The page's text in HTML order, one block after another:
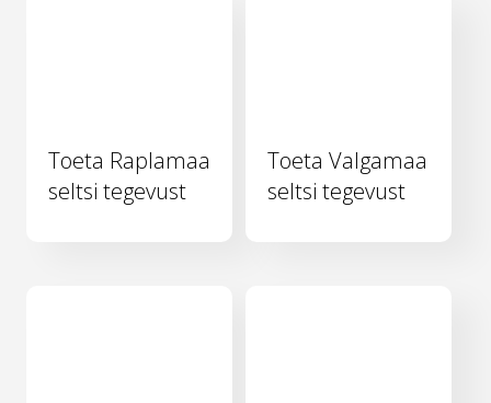
Toeta Raplamaa
seltsi tegevust
Toeta Valgamaa
seltsi tegevust